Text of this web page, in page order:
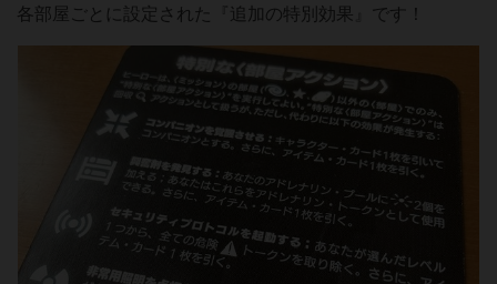
各部屋ごとに設定された『追加の特別効果』です！